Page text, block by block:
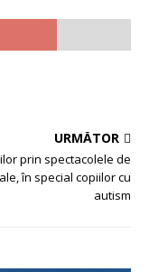
URMĂTOR
prin spectacolele de
în special copiilor cu
autism